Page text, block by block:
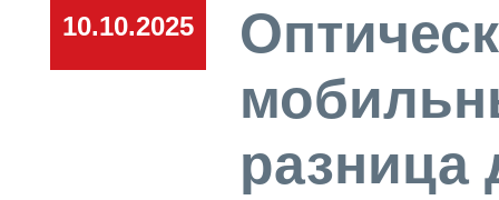
10.10.2025
разница